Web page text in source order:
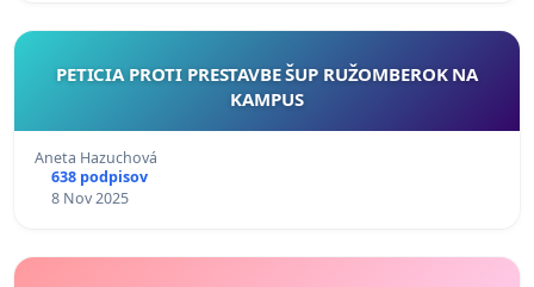
PETICIA PROTI PRESTAVBE ŠUP RUŽOMBEROK NA
KAMPUS
Aneta Hazuchová
638 podpisov
8 Nov 2025